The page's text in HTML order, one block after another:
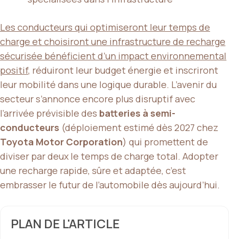
Les conducteurs qui optimiseront leur temps de
charge et choisiront une infrastructure de recharge
sécurisée bénéficient d’un impact environnemental
positif, réduiront leur budget énergie et inscriront
leur mobilité dans une logique durable. L’avenir du
secteur s’annonce encore plus disruptif avec
l’arrivée prévisible des batteries à semi-
conducteurs (déploiement estimé dès 2027 chez
Toyota Motor Corporation) qui promettent de
diviser par deux le temps de charge total. Adopter
une recharge rapide, sûre et adaptée, c’est
embrasser le futur de l’automobile dès aujourd’hui.
PLAN DE L'ARTICLE